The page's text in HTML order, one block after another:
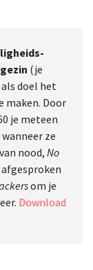
(je
doel het
maken. Door
je meteen
wanneer ze
nood, No
om je
Download